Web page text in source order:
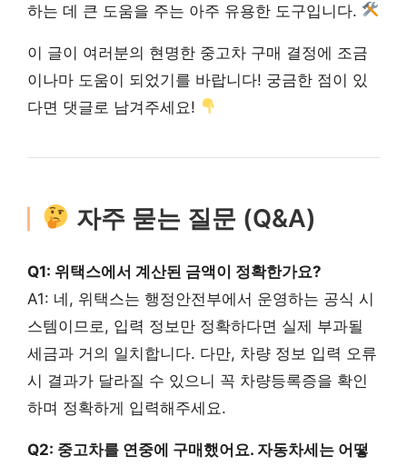
하는 데 큰 도움을 주는 아주 유용한 도구입니다.
이 글이 여러분의 현명한 중고차 구매 결정에 조금
이나마 도움이 되었기를 바랍니다! 궁금한 점이 있
다면 댓글로 남겨주세요!
자주 묻는 질문 (Q&A)
Q1: 위택스에서 계산된 금액이 정확한가요?
A1: 네, 위택스는 행정안전부에서 운영하는 공식 시
스템이므로, 입력 정보만 정확하다면 실제 부과될
세금과 거의 일치합니다. 다만, 차량 정보 입력 오류
시 결과가 달라질 수 있으니 꼭 차량등록증을 확인
하며 정확하게 입력해주세요.
Q2: 중고차를 연중에 구매했어요. 자동차세는 어떻